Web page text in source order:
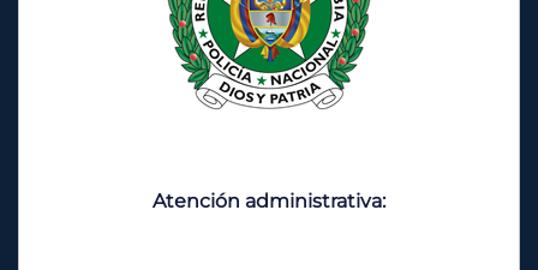
Atención administrativa: